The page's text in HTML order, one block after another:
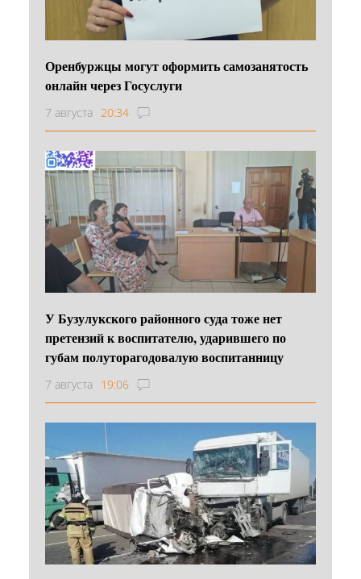
Оренбуржцы могут оформить самозанятость
онлайн через Госуслуги
7 августа 20:34
У Бузулукского районного суда тоже нет
претензий к воспитателю, ударившего по
губам полуторагодовалую воспитанницу
7 августа 19:06